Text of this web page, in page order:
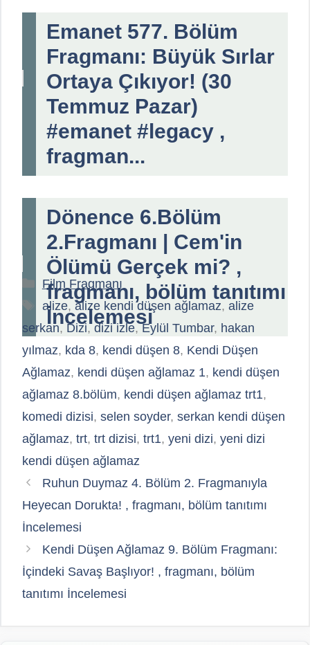
Emanet 577. Bölüm
Fragmanı: Büyük Sırlar
Ortaya Çıkıyor! (30
Temmuz Pazar)
#emanet #legacy ,
fragman...
Dönence 6.Bölüm
2.Fragmanı | Cem'in
Ölümü Gerçek mi? ,
fragmanı, bölüm tanıtımı
İncelemesi
Kategoriler
Film Fragmanı
Etiketler
alize, alize kendi düşen ağlamaz, alize
serkan, Dizi,dizi izle,Eylül Tumbar, hakan
yılmaz, kda 8, kendi düşen 8, Kendi Düşen
Ağlamaz, kendi düşen ağlamaz 1, kendi düşen
ağlamaz 8.bölüm, kendi düşen ağlamaz trt1,
komedi dizisi, selen soyder, serkan kendi düşen
ağlamaz, trt, trt dizisi, trt1, yeni dizi, yeni dizi
kendi düşen ağlamaz
Ruhun Duymaz 4. Bölüm 2. Fragmanıyla
Heyecan Dorukta! , fragmanı, bölüm tanıtımı
İncelemesi
Kendi Düşen Ağlamaz 9. Bölüm Fragmanı:
İçindeki Savaş Başlıyor! , fragmanı, bölüm
tanıtımı İncelemesi